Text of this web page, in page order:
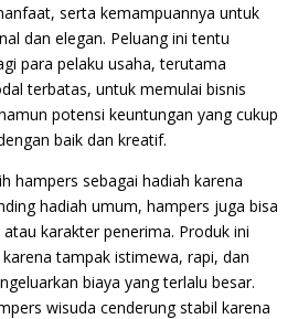
serta kemampuannya untuk
dan elegan. Peluang ini tentu
para pelaku usaha, terutama
terbatas, untuk memulai bisnis
potensi keuntungan yang cukup
baik dan kreatif.
hampers sebagai hadiah karena
hadiah umum, hampers juga bisa
karakter penerima. Produk ini
tampak istimewa, rapi, dan
biaya yang terlalu besar.
wisuda cenderung stabil karena